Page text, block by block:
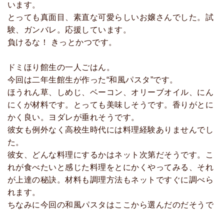
います。
とっても真面目、素直な可愛らしいお嬢さんでした。試
験、ガンバレ。応援しています。
負けるな！ きっとかつです。
ドミほり館生の一人ごはん。
今回は二年生館生が作った“和風パスタ”です。
ほうれん草、しめじ、ベーコン、オリーブオイル、にん
にくが材料です。とっても美味しそうです。香りがとに
かく良い。ヨダレが垂れそうです。
彼女も例外なく高校生時代には料理経験ありませんでし
た。
彼女、どんな料理にするかはネット次第だそうです。こ
れが食べたいと感じた料理をとにかくやってみる、それ
が上達の秘訣。材料も調理方法もネットですぐに調べら
れます。
ちなみに今回の和風パスタはここから選んだのだそうで